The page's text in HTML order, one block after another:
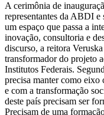
A cerimônia de
representantes da ABDI e
um espaço que passa a
inovação, consultoria e
discurso, a reitora
transformador do projeto
Institutos Federais.
precisa manter como
e com a transformação
deste país precisam ser
Precisam de uma